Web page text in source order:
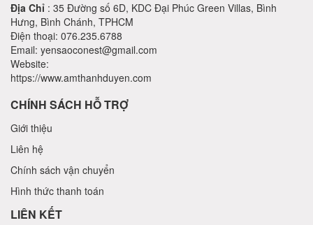
Địa Chỉ : 35 Đường số 6D, KDC Đại Phúc Green Villas, Bình
Hưng, Bình Chánh, TPHCM
Điện thoại: 076.235.6788
Email: yensaoconest@gmail.com
Website:
https://www.amthanhduyen.com
CHÍNH SÁCH HỖ TRỢ
Giới thiệu
Liên hệ
Chính sách vận chuyển
Hình thức thanh toán
LIÊN KẾT